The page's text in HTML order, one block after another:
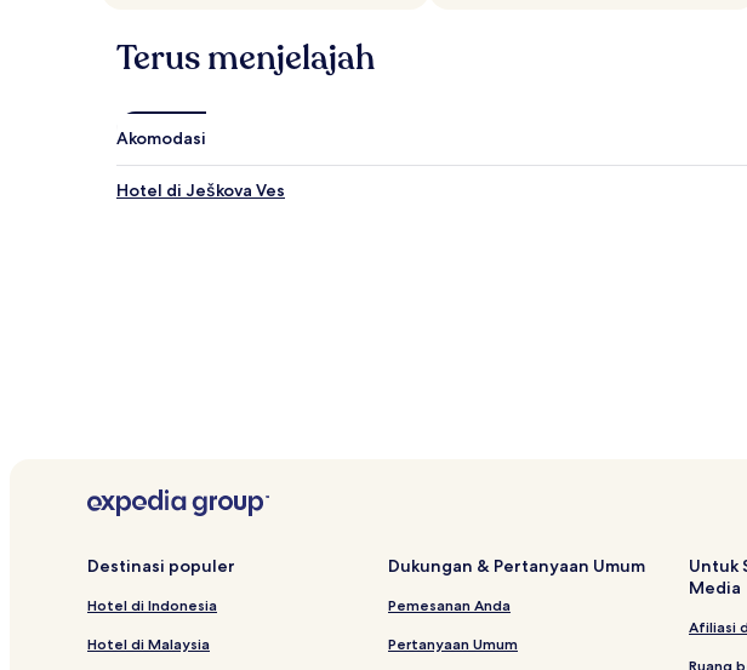
tambahan
Terus menjelajah
Akomodasi
Hotel di Ješkova Ves
Destinasi populer
Hotel di Indonesia
Hotel di Malaysia
Dukungan & Pertanyaan Umum
Pemesanan Anda
Pertanyaan Umum
Untuk
Media
Afiliasi
Ruang